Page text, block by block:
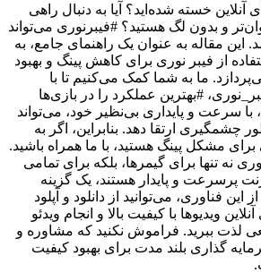
آنلاین خسته شده‌اید؟ آیا به دنبال راهی
و بدون لگ هستید؟ #فیبرنوری می‌تواند
مقاله به عنوان یک راهنمای جامع، به
از فیبر نوری برای کاهش پینگ و بهبود
ما به شما کمک می‌کنیم تا با
#بهترین عملکرد را در بازی‌ها
با سرعت و پایداری بی‌نظیر خود، می‌تواند
چشمگیری ارتقا دهد. بنابراین، اگر به
مشکل پینگ هستید، با ما همراه باشید.
نه تنها برای گیمرها، بلکه برای تمامی
پرسرعت و پایدار هستند، یک گزینه
این فناوری، می‌توانید از دانلود و آپلود
ویدیوها با کیفیت بالا و انجام ویدئو
لذت ببرید. فراموش نکنید که مشاوره و
گذاری بلند مدت برای بهبود کیفیت